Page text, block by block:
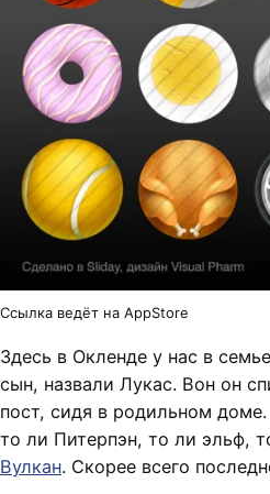
Ссылка ведёт на AppStore
Здесь в Окленде у нас в
сын, назвали Лукас. Вон он
пост, сидя в родильном
то ли Питерпэн, то ли эльф,
Вулкан. Скорее всего